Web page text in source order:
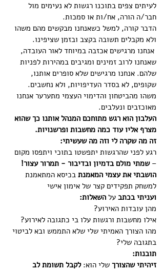
לעיתים צפים בתוכנו רגשות לא נעימים מול
חבר/ה הורה, אח/ות או סמכות.
הדבר קורה, למשל כשאנחנו מבקשים מהם משהו
ולא מקבלים תשובה בקצב ובזמן שציפינו.
אנחנו מרגישים אכזבה במיוחד לאור העובדה,
שאנחנו לרוב זמינים ומגיבים במהירות לפניות
שלהם. אנחנו מרגישים שלא סופרים אותנו,
שקופים, לא בסדר העדיפויות, ולא נחשבים.
משהו מהביטחון והדימוי העצמי מתערער אנחנו
מאוכזבים ונעלבים.
העלבון הוא רגש מתוחכם המנהל אותנו כך שהוא
מצרף אליו עוד כמה מחשבות ופרשנויות.
זה מה שקרה לי וזה מה שעשיתי:
רגע לפני שהרגשות יתפשטו בתוכי ויתפסו מקום
– שמתי מולם בדמיון ובדיבור - תמרור עצור!
הושבתי את עצמי המאמנת בכיסא המתאמנת
למשחק תפקידים קצר של אימון אישי
ועניתי בכתב על השאלות:
מהן עובדות האירוע?
אילו מחשבות ורגשות עלו בי כתגובה לאירוע?
מהו הצורך האמיתי שלי שלא התממש ובא לביטוי
בתגובה שלי?
תובנות:
זיהיתי שהצורך שלי הוא: לקבל תשומת לב